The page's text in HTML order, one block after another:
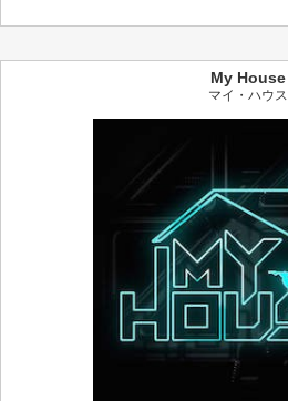
My House
マイ・ハウス